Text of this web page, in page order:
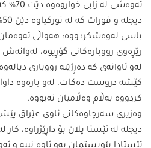
ئەوەشی
دیجلە و فورات كە لە توركیاوە دێن 50% كەمیانكردووە.
باسی لەوەشكردووە: هەواڵی
رێڕەوی رووبارەكانی گۆڕیوە،
لەو ئاوانەی كە دەڕژێنە رووباری
كێشە دروست دەكات، لەو بارەوە
كردووە بەڵام وەڵامیان نەبووە.
وەزیری سەرچاوەكانی ئاوی عێراق
دیجلە لە ئێستا پلان بۆ داڕێژراوە،
ئێستادا پێویستمان بەو ئاوە نییە و